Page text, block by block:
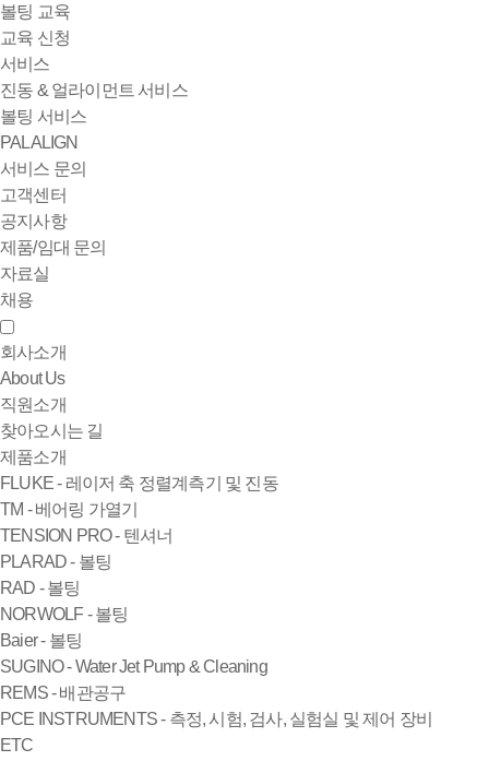
볼팅 교육
교육 신청
서비스
진동 & 얼라이먼트 서비스
볼팅 서비스
PALALIGN
서비스 문의
고객센터
공지사항
제품/임대 문의
자료실
채용
회사소개
About Us
직원소개
찾아오시는 길
제품소개
FLUKE - 레이저 축 정렬계측기 및 진동
TM - 베어링 가열기
TENSION PRO - 텐셔너
PLARAD - 볼팅
RAD - 볼팅
NORWOLF - 볼팅
Baier - 볼팅
SUGINO - Water Jet Pump & Cleaning
REMS - 배관공구
PCE INSTRUMENTS - 측정, 시험, 검사, 실험실 및 제어 장비
ETC